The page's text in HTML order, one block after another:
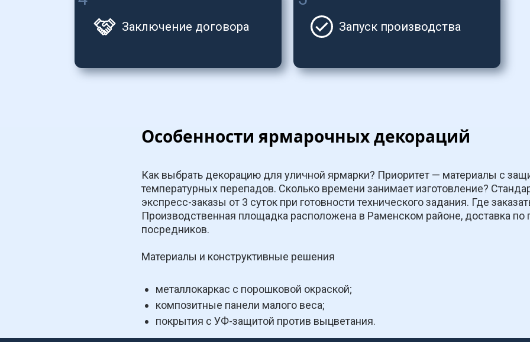
Заключение договора Запуск производства
Особенности ярмарочных декораций
Как выбрать декорацию для уличной ярмарки? Приоритет — материалы с
температурных перепадов. Сколько времени занимает изготовление?
экспресс-заказы от 3 суток при готовности технического задания. Где
Производственная площадка расположена в Раменском районе, доставка по
посредников.
Материалы и конструктивные решения
металлокаркас с порошковой окраской;
композитные панели малого веса;
покрытия с УФ-защитой против выцветания.